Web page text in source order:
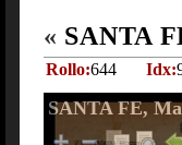
« SANTA
Rollo:644 Idx:
SANTA FE,